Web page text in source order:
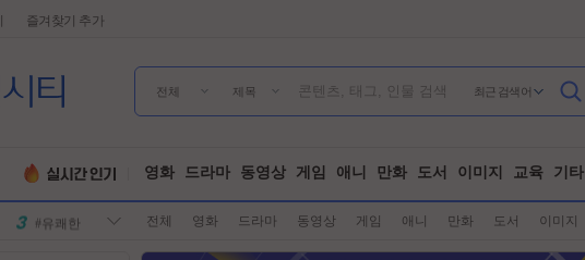
즐겨찾기 추가
전체 제목 최근 검색어
영화 드라마 동영상 게임 애니 만화 도서 이미지 교육 기타
러스
#유쾌한 전체 영화 드라마 동영상 게임 애니 만화 도서 이미지